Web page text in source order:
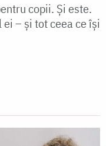
copii. Și este.
– și tot ceea ce își